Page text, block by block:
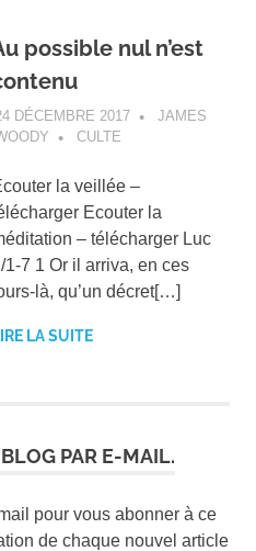
possible nul n’est
DÉCEMBRE 2017
JAMES
CULTE
la veillée –
Ecouter la
– télécharger Luc
1-7 1 Or il arriva, en ces
là, qu’un décret[…]
LA SUITE
PAR E-MAIL.
pour vous abonner à ce
de chaque nouvel article